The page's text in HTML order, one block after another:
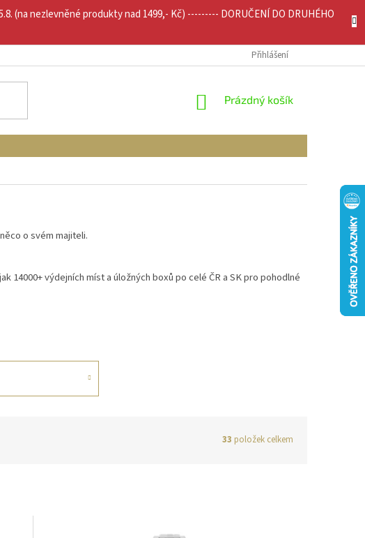
(na nezlevněné produkty nad 1499,- Kč) --------- DORUČENÍ DO DRUHÉHO
Přihlášení
NÁKUPNÍ
Prázdný košík
o svém majiteli.
14000+ výdejních míst a úložných boxů po celé ČR a SK pro pohodlné
33 položek celkem